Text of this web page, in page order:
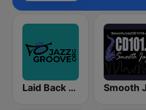
Laid Back Jazz